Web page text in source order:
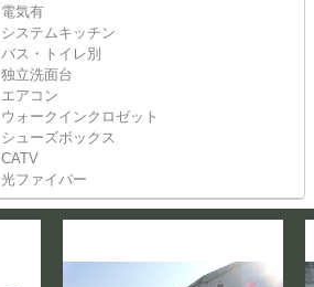
電気有
システムキッチン
バス・トイレ別
独立洗面台
エアコン
ウォークインクロゼット
シューズボックス
CATV
光ファイバー